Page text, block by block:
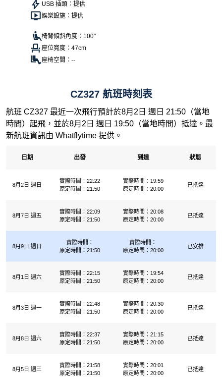
USB 插頭：提供
娛樂設施：提供
椅背傾斜角度：100°
座位寬度：47cm
座椅空間：--
CZ327 航班時刻表
航班 CZ327 最近一次飛行預計於8月2日 週日 21:50（當地
時間）起飛，並於8月2日 週日 19:50（當地時間）抵達。最
新航班資訊由 Whatflytime 提供。
日期 出發 到達 狀態
8月2日 週日
實際時間：22:22
原定時間：21:50
實際時間：19:59
原定時間：20:00
已抵達
8月7日 週五
實際時間：22:09
原定時間：21:50
實際時間：20:08
原定時間：20:00
已抵達
8月9日 週日
實際時間：
原定時間：21:50
實際時間：
原定時間：20:00
已安排
8月1日 週六
實際時間：22:15
原定時間：21:50
實際時間：19:54
原定時間：20:00
已抵達
8月3日 週一
實際時間：22:48
原定時間：21:50
實際時間：20:30
原定時間：20:00
已抵達
8月8日 週六
實際時間：22:37
原定時間：21:50
實際時間：21:15
原定時間：20:00
已抵達
8月5日 週三
實際時間：21:58
原定時間：21:50
實際時間：20:01
原定時間：20:00
已抵達